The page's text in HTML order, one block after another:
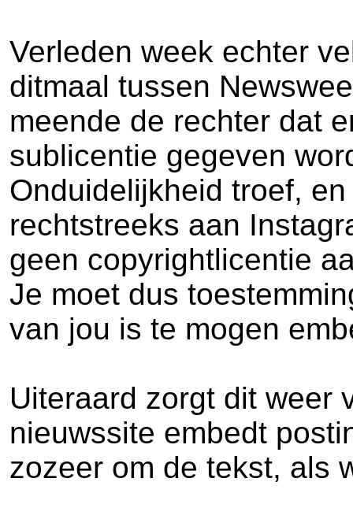
Verleden week echter
ditmaal tussen
meende de rechter dat
sublicentie gegeven
Onduidelijkheid troef,
rechtstreeks aan
geen copyrightlicentie
Je moet dus
van jou is te mogen
Uiteraard zorgt dit weer
nieuwssite embedt
zozeer om de tekst, als